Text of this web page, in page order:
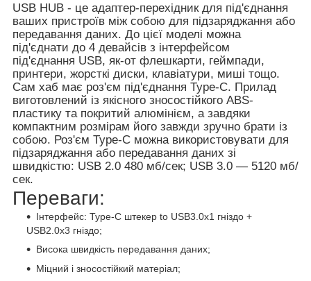
USB HUB - це адаптер-перехідник для під'єднання
ваших пристроїв між собою для підзаряджання або
передавання даних. До цієї моделі можна
під'єднати до 4 девайсів з інтерфейсом
під'єднання USB, як-от флешкарти, геймпади,
принтери, жорсткі диски, клавіатури, миші тощо.
Сам хаб має роз'єм під'єднання Type-C. Прилад
виготовлений із якісного зносостійкого ABS-
пластику та покритий алюмінієм, а завдяки
компактним розмірам його завжди зручно брати із
собою. Роз'єм Type-C можна використовувати для
підзаряджання або передавання даних зі
швидкістю: USB 2.0 480 мб/сек; USB 3.0 — 5120 мб/
сек.
Переваги:
Інтерфейс: Type-C штекер to USB3.0х1 гніздо +
USB2.0х3 гніздо;
Висока швидкість передавання даних;
Міцний і зносостійкий матеріал;